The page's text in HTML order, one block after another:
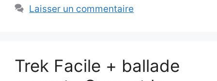
Laisser un commentaire
Trek Facile + ballade